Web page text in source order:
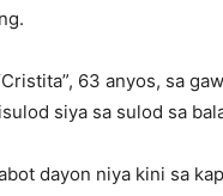
63 anyos, sa
siya sa sulod sa
dayon niya kini sa